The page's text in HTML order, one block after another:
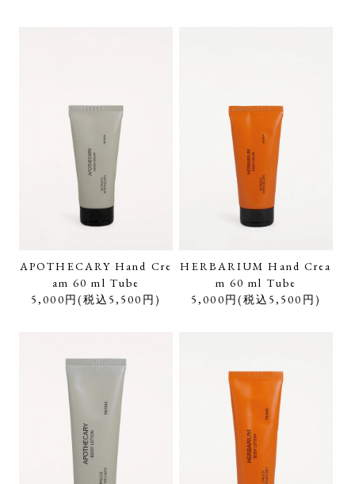
APOTHECARY Hand Cre
am 60 ml Tube
5,000円(税込5,500円)
HERBARIUM Hand Crea
m 60 ml Tube
5,000円(税込5,500円)